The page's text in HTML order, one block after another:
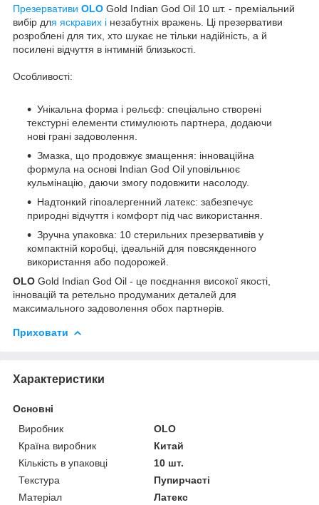
Презервативи OLO Gold Indian God Oil 10 шт. - преміальний
вибір для яскравих і незабутніх вражень. Ці презервативи
розроблені для тих, хто шукає не тільки надійність, а й
посилені відчуття в інтимній близькості.
Особливості:
Унікальна форма і рельєф: спеціально створені
текстурні елементи стимулюють партнера, додаючи
нові грані задоволення.
Змазка, що продовжує змащення: інноваційна
формула на основі Indian God Oil уповільнює
кульмінацію, даючи змогу подовжити насолоду.
Надтонкий гіпоалергенний латекс: забезпечує
природні відчуття і комфорт під час використання.
Зручна упаковка: 10 стерильних презервативів у
компактній коробці, ідеальній для повсякденного
використання або подорожей.
OLO Gold Indian God Oil - це поєднання високої якості,
інновацій та ретельно продуманих деталей для
максимального задоволення обох партнерів.
Приховати
Характеристики
Основні
Виробник
OLO
Країна виробник
Китай
Кількість в упаковці
10 шт.
Текстура
Пупирчасті
Матеріал
Латекс